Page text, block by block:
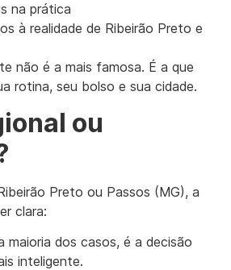
na prática
à realidade de Ribeirão Preto e
não é a mais famosa. É a que
rotina, seu bolso e sua cidade.
ou
Preto ou Passos (MG), a
clara:
maioria dos casos, é a decisão
inteligente.